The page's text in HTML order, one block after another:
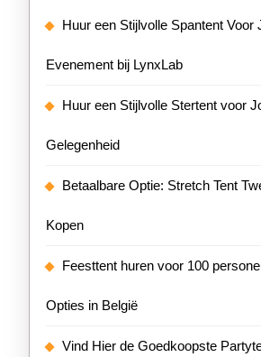
Huur een Stijlvolle Spantent Voor
Evenement bij LynxLab
Huur een Stijlvolle Stertent voor
Gelegenheid
Betaalbare Optie: Stretch Tent
Kopen
Feesttent huren voor 100
Opties in België
Vind Hier de Goedkoopste